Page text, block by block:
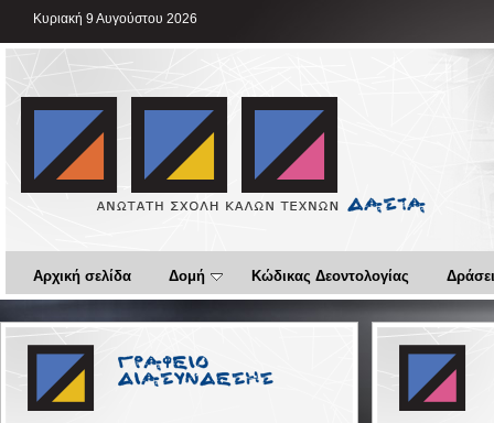
Κυριακή 9 Αυγούστου 2026
Αρχική σελίδα Δομή Κώδικας Δεοντολογίας